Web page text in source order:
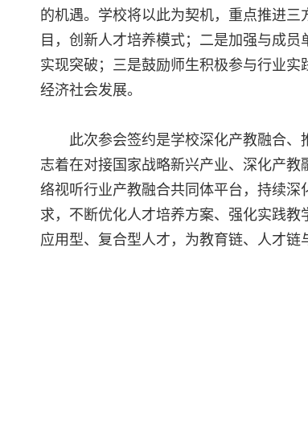
的机遇。学校将以此为契机，重点推进
目，创新人才培养模式；二是加强与成
实现突破；三是鼓励师生积极参与行业
经济社会发展。
此次参会签约是学校深化产教融合
志着在对接国家战略新兴产业、深化产
络视听行业产教融合共同体平台，持续
求，不断优化人才培养方案、强化实践
应用型、复合型人才，为教育链、人才链